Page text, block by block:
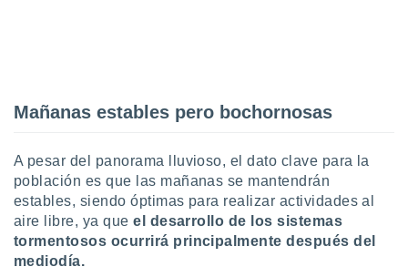
con el
e
mediante
publicidad
Mañanas estables pero bochornosas
A pesar del panorama lluvioso, el dato clave para la
población es que las mañanas se mantendrán
estables, siendo óptimas para realizar actividades al
aire libre, ya que el desarrollo de los sistemas
tormentosos ocurrirá principalmente después del
mediodía.